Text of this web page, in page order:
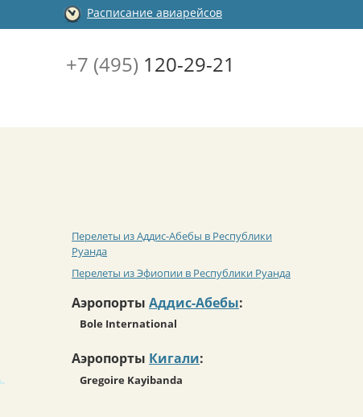
Расписание авиарейсов
+7 (495) 120-29-21
Перелеты из Аддис-Абебы в Республики
Руанда
Перелеты из Эфиопии в Республики Руанда
Аэропорты Аддис-Абебы:
Bole International
Аэропорты Кигали:
Gregoire Kayibanda